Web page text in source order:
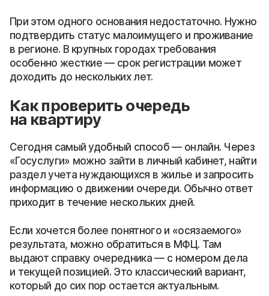
При этом одного основания недостаточно. Нужно
подтвердить статус малоимущего и проживание
в регионе. В крупных городах требования
особенно жесткие — срок регистрации может
доходить до нескольких лет.
Как проверить очередь
на квартиру
Сегодня самый удобный способ — онлайн. Через
«Госуслуги» можно зайти в личный кабинет, найти
раздел учета нуждающихся в жилье и запросить
информацию о движении очереди. Обычно ответ
приходит в течение нескольких дней.
Если хочется более понятного и «осязаемого»
результата, можно обратиться в МФЦ. Там
выдают справку очередника — с номером дела
и текущей позицией. Это классический вариант,
который до сих пор остается актуальным.